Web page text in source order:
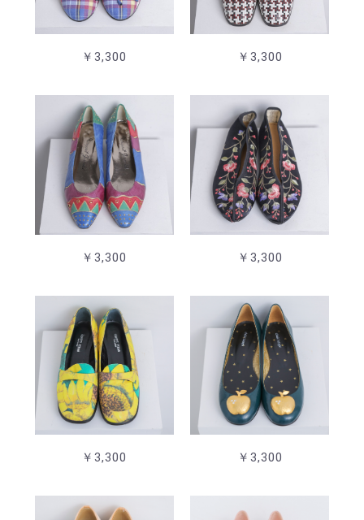
￥3,300 ￥3,300
￥3,300 ￥3,300
￥3,300 ￥3,300